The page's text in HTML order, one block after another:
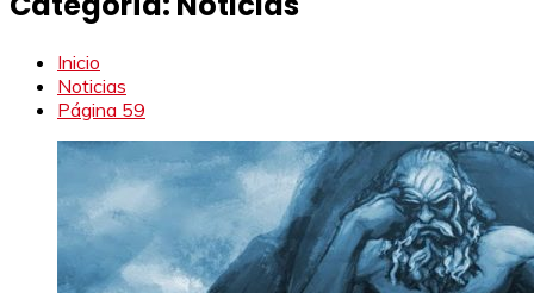
Inicio
Noticias
Página 59